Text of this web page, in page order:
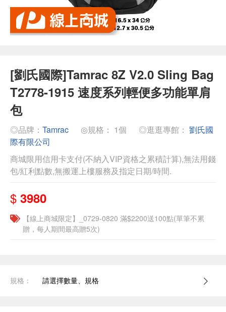
[劉氏國際]Tamrac 8Z V2.0 Sling Bag
T2778-1915 速度系列輕便多功能單肩
包
◎品牌： Tamrac ◎規格： 1個 ◎逛逛專館： 劉氏國
際有限公司
商城限用信用卡支付(不納入VIP資格之累積計算),無法用錢
包/紅利點數,無搬運上樓服務及指定日期/時間.
$ 3980
【線上商城限定】_0729-0820 滿$2200送100點(單筆不累
贈，每人期間最高贈5次)
規格： 請選擇數量、規格